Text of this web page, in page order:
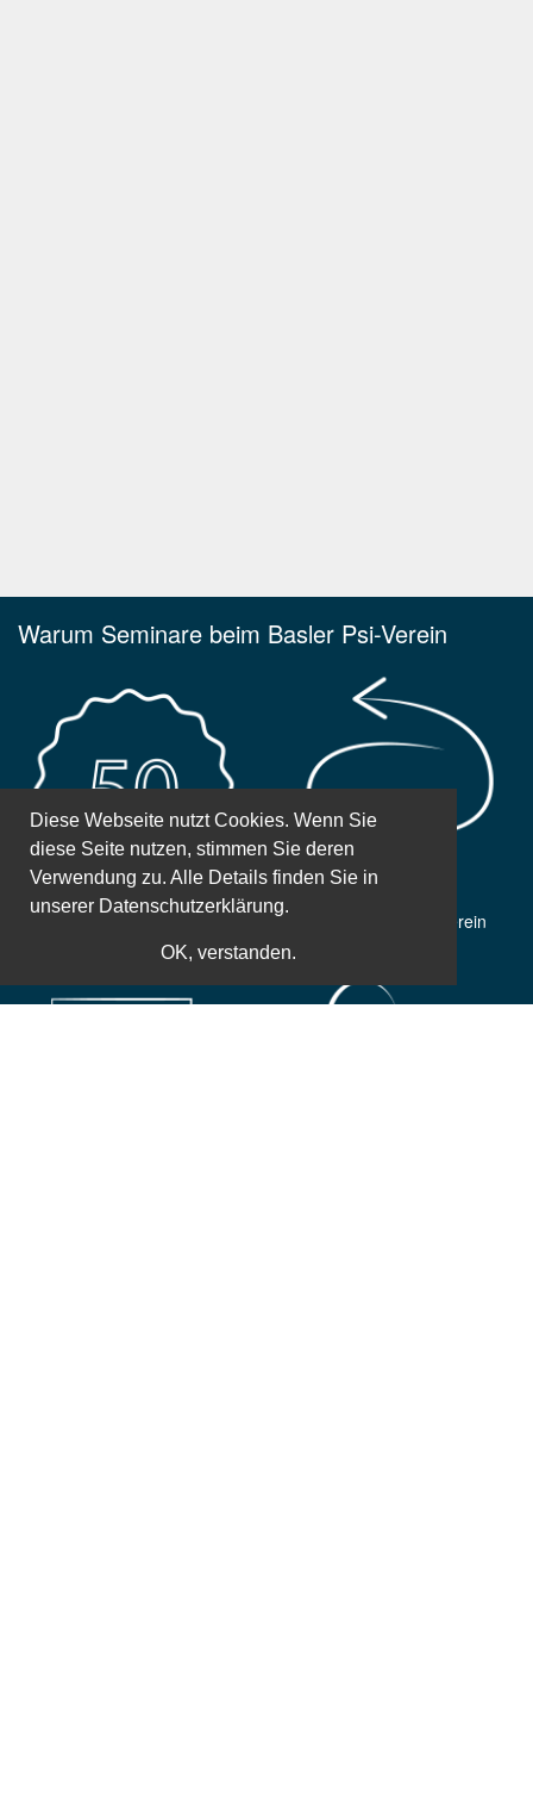
Diese Webseite nutzt Cookies. Wenn Sie
diese Seite nutzen, stimmen Sie deren
Verwendung zu. Alle Details finden Sie in
unserer Datenschutzerklärung.
OK, verstanden.
Warum Seminare beim Basler Psi-Verein
Gemeinnütziger Verein